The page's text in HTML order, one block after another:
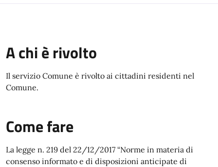
A chi è rivolto
Il servizio Comune è rivolto ai cittadini residenti nel
Comune.
Come fare
La legge n. 219 del 22/12/2017 “Norme in materia di
consenso informato e di disposizioni anticipate di